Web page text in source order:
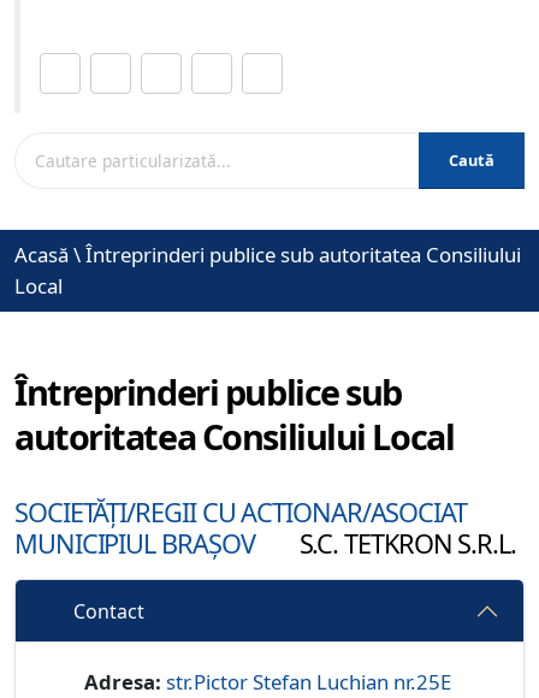
Caută
Acasă \Întreprinderi publice sub autoritatea Consiliului
Local
Întreprinderi publice sub
autoritatea Consiliului Local
SOCIETĂȚI/REGII CU ACTIONAR/ASOCIAT
MUNICIPIUL BRAȘOV
S.C. TETKRON S.R.L.
Contact
Adresa: str.Pictor Stefan Luchian nr.25E